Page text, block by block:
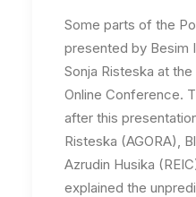
Some parts of the
presented by Besim
Sonja Risteska at
Online Conference.
after this
Risteska (AGORA),
Azrudin Husika
explained the